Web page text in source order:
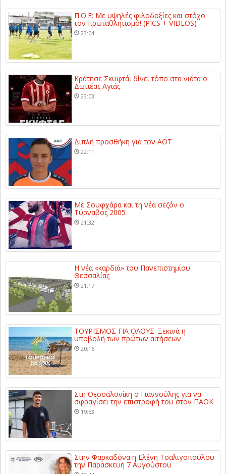
Π.Ο.Ε: Με υψηλές φιλοδοξίες και στόχο
τον πρωταθλητισμό! (PICS + VIDEOS)
23:04
Κράτησε Σκυφτά, δίνει τόπο στα νιάτα ο
Δωτιέας Αγιάς
23:03
Διπλή προσθήκη για τον ΑΟΤ
22:11
Με Σουφχάρα και τη νέα σεζόν ο
Τύρναβος 2005
21:32
Η νέα «καρδιά» του Πανεπιστημίου
Θεσσαλίας
21:17
ΤΟΥΡΙΣΜΟΣ ΓΙΑ ΟΛΟΥΣ: Ξεκινά η
υποβολή των πρώτων αιτήσεων
20:16
Στη Θεσσαλονίκη ο Γιαννούλης για να
σφραγίσει την επιστροφή του στον ΠΑΟΚ
19:53
Στην Φαρκαδόνα η Ελένη Τσαλιγοπούλου
την Παρασκευή 7 Αυγούστου